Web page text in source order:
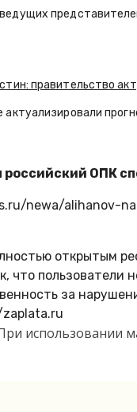
правительство
актуализировали
российский ОПК
newa/alihanov-
открытым
что
за
использовании